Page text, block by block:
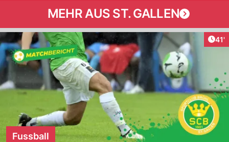
MEHR AUS ST. GALLEN
41'
Fussball